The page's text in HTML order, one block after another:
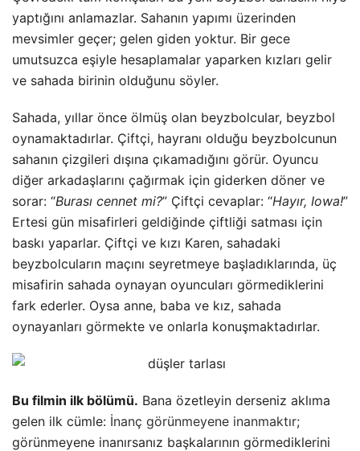
yaptığını anlamazlar. Sahanın yapımı üzerinden
mevsimler geçer; gelen giden yoktur. Bir gece
umutsuzca eşiyle hesaplamalar yaparken kızları gelir
ve sahada birinin olduğunu söyler.
Sahada, yıllar önce ölmüş olan beyzbolcular, beyzbol
oynamaktadırlar. Çiftçi, hayranı olduğu beyzbolcunun
sahanın çizgileri dışına çıkamadığını görür. Oyuncu
diğer arkadaşlarını çağırmak için giderken döner ve
sorar: “Burası cennet mi?” Çiftçi cevaplar: “Hayır, Iowa!”
Ertesi gün misafirleri geldiğinde çiftliği satması için
baskı yaparlar. Çiftçi ve kızı Karen, sahadaki
beyzbolcuların maçını seyretmeye başladıklarında, üç
misafirin sahada oynayan oyuncuları görmediklerini
fark ederler. Oysa anne, baba ve kız, sahada
oynayanları görmekte ve onlarla konuşmaktadırlar.
Bu filmin ilk bölümü. Bana özetleyin derseniz aklıma
gelen ilk cümle: İnanç görünmeyene inanmaktır;
görünmeyene inanırsanız başkalarının görmediklerini